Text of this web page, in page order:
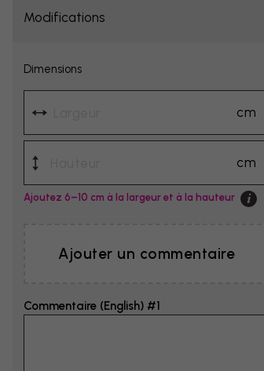
Modifications
Dimensions
cm
cm
Ajoutez 6–10 cm à la largeur et à la hauteur
Ajouter un commentaire
Commentaire (English) #1